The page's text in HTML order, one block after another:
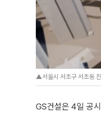
▲서울시 서초구 서초동
GS건설은 4일 공